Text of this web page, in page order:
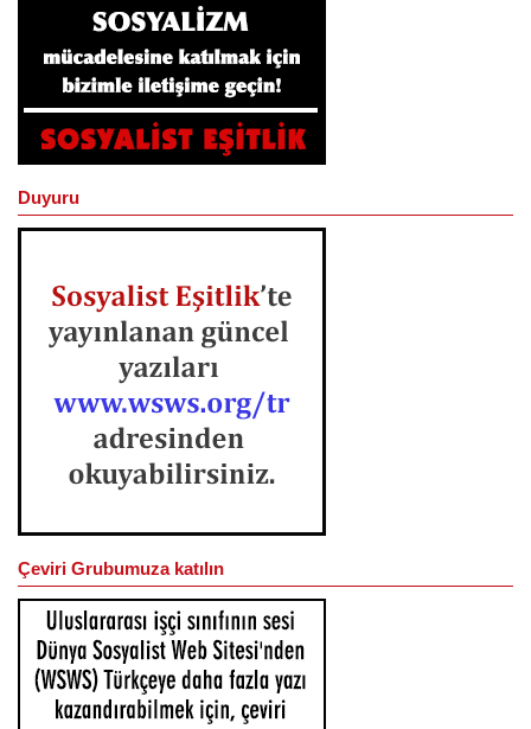
Duyuru
Çeviri Grubumuza katılın